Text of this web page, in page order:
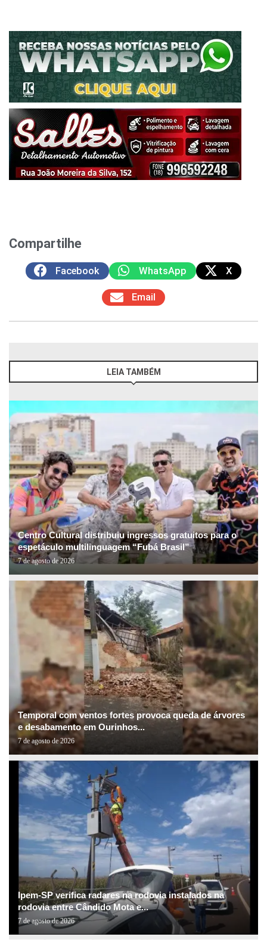
Compartilhe
Facebook WhatsApp X
Email
LEIA TAMBÉM
Centro Cultural distribuiu ingressos gratuitos para o
espetáculo multilinguagem “Fubá Brasil”
7 de agosto de 2026
Temporal com ventos fortes provoca queda de árvores
e desabamento em Ourinhos...
7 de agosto de 2026
Ipem-SP verifica radares na rodovia instalados na
rodovia entre Cândido Mota e...
7 de agosto de 2026